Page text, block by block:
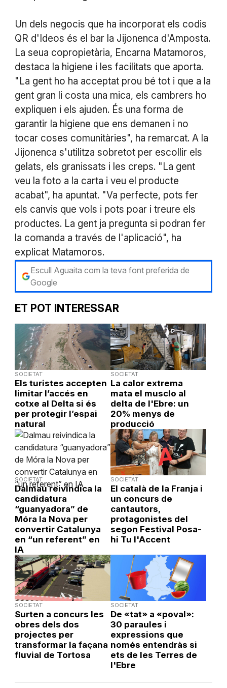
Un dels negocis que ha incorporat els codis
QR d'Ideos és el bar la Jijonenca d'Amposta.
La seua copropietària, Encarna Matamoros,
destaca la higiene i les facilitats que aporta.
"La gent ho ha acceptat prou bé tot i que a la
gent gran li costa una mica, els cambrers ho
expliquen i els ajuden. És una forma de
garantir la higiene que ens demanen i no
tocar coses comunitàries", ha remarcat. A la
Jijonenca s'utilitza sobretot per escollir els
gelats, els granissats i les creps. "La gent
veu la foto a la carta i veu el producte
acabat", ha apuntat. "Va perfecte, pots fer
els canvis que vols i pots poar i treure els
productes. La gent ja pregunta si podran fer
la comanda a través de l'aplicació", ha
explicat Matamoros.
Escull Aguaita com la teva font preferida de
Google
ET POT INTERESSAR
SOCIETAT
Els turistes accepten
limitar l’accés en
cotxe al Delta si és
per protegir l’espai
natural
SOCIETAT
La calor extrema
mata el musclo al
delta de l'Ebre: un
20% menys de
producció
SOCIETAT
Dalmau reivindica la
candidatura
“guanyadora” de
Móra la Nova per
convertir Catalunya
en “un referent” en
IA
SOCIETAT
El català de la Franja i
un concurs de
cantautors,
protagonistes del
segon Festival Posa-
hi Tu l'Accent
SOCIETAT
Surten a concurs les
obres dels dos
projectes per
transformar la façana
fluvial de Tortosa
SOCIETAT
De «tat» a «poval»:
30 paraules i
expressions que
només entendràs si
ets de les Terres de
l'Ebre